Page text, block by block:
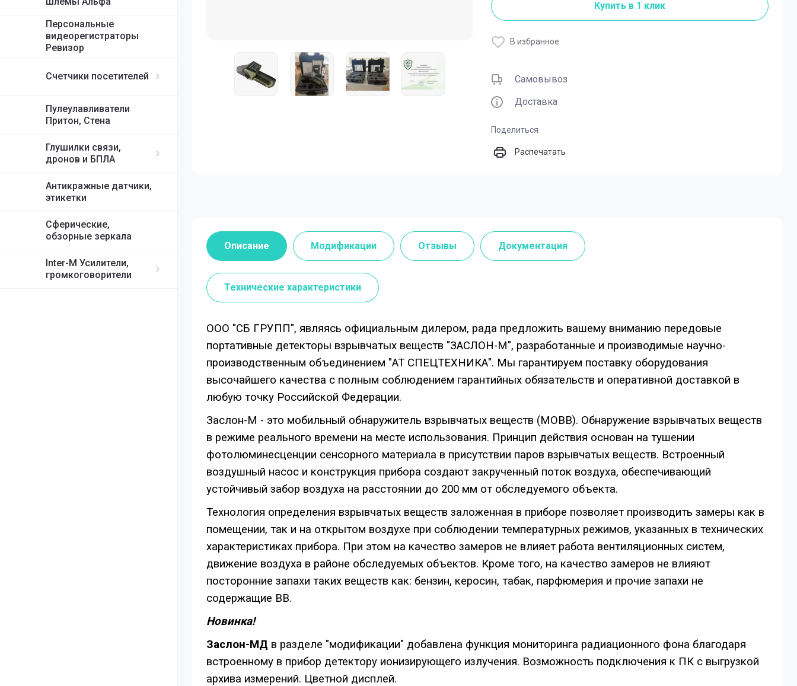
Персональные
видеорегистраторы
Ревизор
Счетчики посетителей
Пулеулавливатели
Притон, Стена
Глушилки связи,
дронов и БПЛА
Антикражные датчики,
этикетки
Сферические,
обзорные зеркала
Inter-M Усилители,
громкоговорители
Купить в 1 клик
В избранное
Самовывоз
Доставка
Поделиться
Распечатать
Описание Модификации Отзывы Документация
Технические характеристики
ООО "СБ ГРУПП", являясь официальным дилером, рада предложить вашему вниманию передовые
портативные детекторы взрывчатых веществ "ЗАСЛОН-М", разработанные и производимые научно-
производственным объединением "АТ СПЕЦТЕХНИКА". Мы гарантируем поставку оборудования
высочайшего качества с полным соблюдением гарантийных обязательств и оперативной доставкой в
любую точку Российской Федерации.
Заслон-М - это мобильный обнаружитель взрывчатых веществ (МОВВ). Обнаружение взрывчатых веществ
в режиме реального времени на месте использования. Принцип действия основан на тушении
фотолюминесценции сенсорного материала в присутствии паров взрывчатых веществ. Встроенный
воздушный насос и конструкция прибора создают закрученный поток воздуха, обеспечивающий
устойчивый забор воздуха на расстоянии до 200 мм от обследуемого объекта.
Технология определения взрывчатых веществ заложенная в приборе позволяет производить замеры как в
помещении, так и на открытом воздухе при соблюдении температурных режимов, указанных в технических
характеристиках прибора. При этом на качество замеров не влияет работа вентиляционных систем,
движение воздуха в районе обследуемых объектов. Кроме того, на качество замеров не влияют
посторонние запахи таких веществ как: бензин, керосин, табак, парфюмерия и прочие запахи не
содержащие ВВ.
Новинка!
Заслон-МД в разделе "модификации" добавлена функция мониторинга радиационного фона благодаря
встроенному в прибор детектору ионизирующего излучения. Возможность подключения к ПК с выгрузкой
архива измерений. Цветной дисплей.